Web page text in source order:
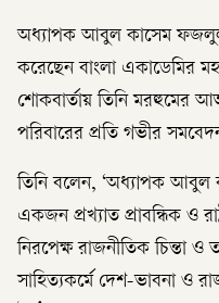
অধ্যাপক আবুল কাসেম
করেছেন বাংলা একাডেমির
শোকবার্তায় তিনি মরহুমের
পরিবারের প্রতি গভীর
তিনি বলেন, ‘অধ্যাপক আবুল
একজন প্রখ্যাত প্রাবন্ধিক ও
নিরপেক্ষ রাজনীতিক চিন্তা ও
সাহিত্যকর্মে দেশ-ভাবনা ও